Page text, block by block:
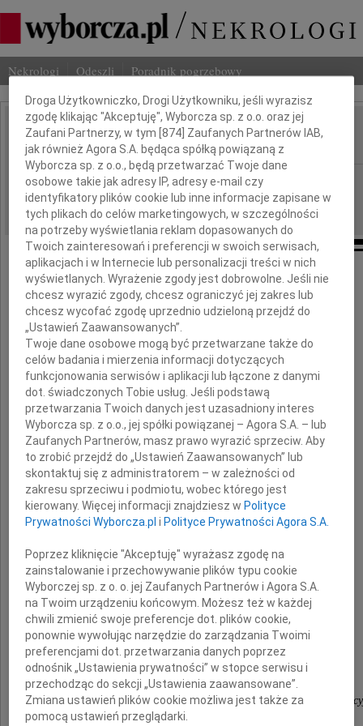
Nekrologi Odeszli Poradnik pogrzebowy
IMIĘ I NAZWISKO: Jan Steffen
REGION: Warszawa
DATA EMISJI: 11.08.2009
Składamy
hołd pamięci
Profesora
Jana Steffena
wybitnego naukowca i onkologa
Klinika Nowotworów Piersi i Chirurgii
Dbamy o Twoją prywatność
Droga Użytkowniczko, Drogi Użytkowniku, jeśli wyrazisz
zgodę klikając "Akceptuję", Wyborcza sp. z o.o. oraz jej
Zaufani Partnerzy, w tym [874] Zaufanych Partnerów IAB,
jak również Agora S.A. będąca spółką powiązaną z
Wyborcza sp. z o.o., będą przetwarzać Twoje dane
osobowe takie jak adresy IP, adresy e-mail czy
identyfikatory plików cookie lub inne informacje zapisane w
tych plikach do celów marketingowych, w szczególności
na potrzeby wyświetlania reklam dopasowanych do
Twoich zainteresowań i preferencji w swoich serwisach,
aplikacjach i w Internecie lub personalizacji treści w nich
wyświetlanych. Wyrażenie zgody jest dobrowolne. Jeśli nie
chcesz wyrazić zgody, chcesz ograniczyć jej zakres lub
chcesz wycofać zgodę uprzednio udzieloną przejdź do
„Ustawień Zaawansowanych”.
Twoje dane osobowe mogą być przetwarzane także do
celów badania i mierzenia informacji dotyczących
funkcjonowania serwisów i aplikacji lub łączone z danymi
dot. świadczonych Tobie usług. Jeśli podstawą
przetwarzania Twoich danych jest uzasadniony interes
Wyborcza sp. z o.o., jej spółki powiązanej – Agora S.A. – lub
Zaufanych Partnerów, masz prawo wyrazić sprzeciw. Aby
to zrobić przejdź do „Ustawień Zaawansowanych” lub
skontaktuj się z administratorem – w zależności od
zakresu sprzeciwu i podmiotu, wobec którego jest
kierowany. Więcej informacji znajdziesz wPolityce
Prywatności Wyborcza.pl iPolityce Prywatności Agora S.A.
Poprzez kliknięcie "Akceptuję" wyrażasz zgodę na
zainstalowanie i przechowywanie plików typu cookie
Wyborczej sp. z o. o. jej Zaufanych Partnerów i Agora S.A.
na Twoim urządzeniu końcowym. Możesz też w każdej
chwili zmienić swoje preferencje dot. plików cookie,
ponownie wywołując narzędzie do zarządzania Twoimi
preferencjami dot. przetwarzania danych poprzez
odnośnik „Ustawienia prywatności” w stopce serwisu i
przechodząc do sekcji „Ustawienia zaawansowane”.
Zmiana ustawień plików cookie możliwa jest także za
pomocą ustawień przeglądarki.